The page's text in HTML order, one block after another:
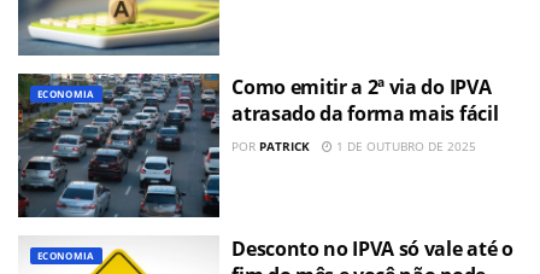
ECONOMIA
Como emitir a 2ª via do IPVA
atrasado da forma mais fácil
POR PATRICK 1 DE OUTUBRO DE 2025
ECONOMIA
Desconto no IPVA só vale até o